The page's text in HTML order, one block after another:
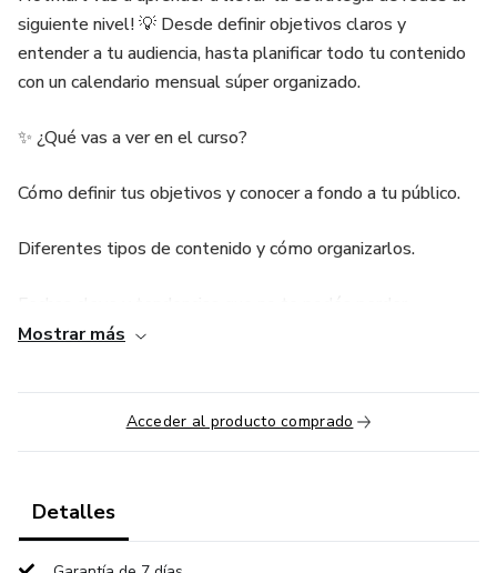
siguiente nivel! 💡 Desde definir objetivos claros y
entender a tu audiencia, hasta planificar todo tu contenido
con un calendario mensual súper organizado.
✨ ¿Qué vas a ver en el curso?
Cómo definir tus objetivos y conocer a fondo a tu público.
Diferentes tipos de contenido y cómo organizarlos.
Organización en Excel o Google Sheets.
mensual en Meta Business Suite.
Mostrar más
Acceder al producto comprado
Detalles